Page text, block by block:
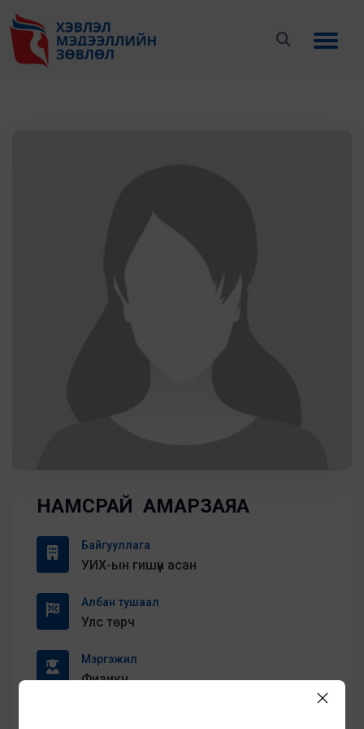
НАМСРАЙ АМАРЗАЯА
Байгууллага
УИХ-ын гишүүн асан
Албан тушаал
Улс төрч
Мэргэжил
Физикч